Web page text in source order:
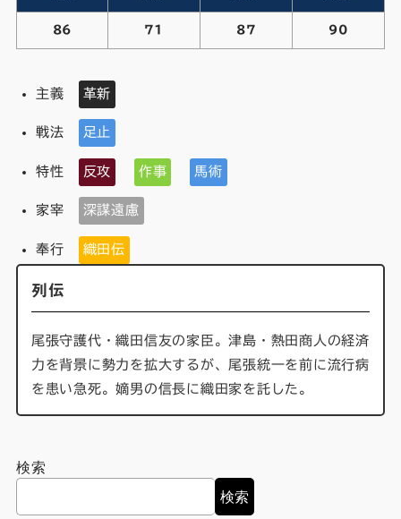
86 71 87 90
主義 革新
戦法 足止
特性 反攻 作事 馬術
家宰 深謀遠慮
奉行 織田伝
列伝
尾張守護代・織田信友の家臣。津島・熱田商人の経済
力を背景に勢力を拡大するが、尾張統一を前に流行病
を患い急死。嫡男の信長に織田家を託した。
検索
検索